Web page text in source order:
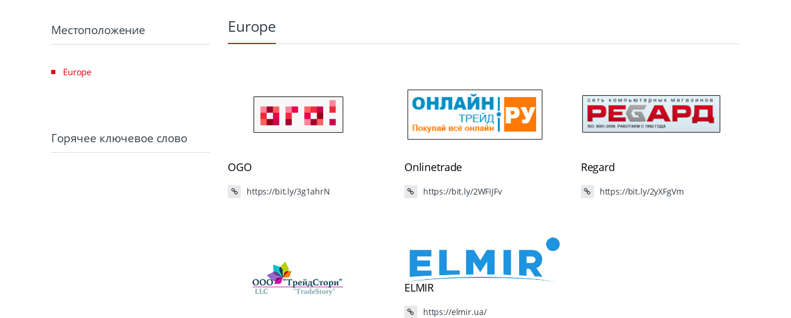
Местоположение
Europe
Горячее ключевое слово
Europe
OGO
https://bit.ly/3g1ahrN
Onlinetrade
https://bit.ly/2WFiJFv
Regard
https://bit.ly/2yXFgVm
ELMIR
https://elmir.ua/